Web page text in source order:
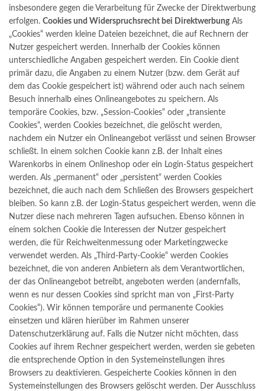
insbesondere gegen die Verarbeitung für Zwecke der Direktwerbung
erfolgen. Cookies und Widerspruchsrecht bei DirektwerbungAls
„Cookies“ werden kleine Dateien bezeichnet, die auf Rechnern der
Nutzer gespeichert werden. Innerhalb der Cookies können
unterschiedliche Angaben gespeichert werden. Ein Cookie dient
primär dazu, die Angaben zu einem Nutzer (bzw. dem Gerät auf
dem das Cookie gespeichert ist) während oder auch nach seinem
Besuch innerhalb eines Onlineangebotes zu speichern. Als
temporäre Cookies, bzw. „Session-Cookies“ oder „transiente
Cookies“, werden Cookies bezeichnet, die gelöscht werden,
nachdem ein Nutzer ein Onlineangebot verlässt und seinen Browser
schließt. In einem solchen Cookie kann z.B. der Inhalt eines
Warenkorbs in einem Onlineshop oder ein Login-Status gespeichert
werden. Als „permanent“ oder „persistent“ werden Cookies
bezeichnet, die auch nach dem Schließen des Browsers gespeichert
bleiben. So kann z.B. der Login-Status gespeichert werden, wenn die
Nutzer diese nach mehreren Tagen aufsuchen. Ebenso können in
einem solchen Cookie die Interessen der Nutzer gespeichert
werden, die für Reichweitenmessung oder Marketingzwecke
verwendet werden. Als „Third-Party-Cookie“ werden Cookies
bezeichnet, die von anderen Anbietern als dem Verantwortlichen,
der das Onlineangebot betreibt, angeboten werden (andernfalls,
wenn es nur dessen Cookies sind spricht man von „First-Party
Cookies“). Wir können temporäre und permanente Cookies
einsetzen und klären hierüber im Rahmen unserer
Datenschutzerklärung auf. Falls die Nutzer nicht möchten, dass
Cookies auf ihrem Rechner gespeichert werden, werden sie gebeten
die entsprechende Option in den Systemeinstellungen ihres
Browsers zu deaktivieren. Gespeicherte Cookies können in den
Systemeinstellungen des Browsers gelöscht werden. Der Ausschluss